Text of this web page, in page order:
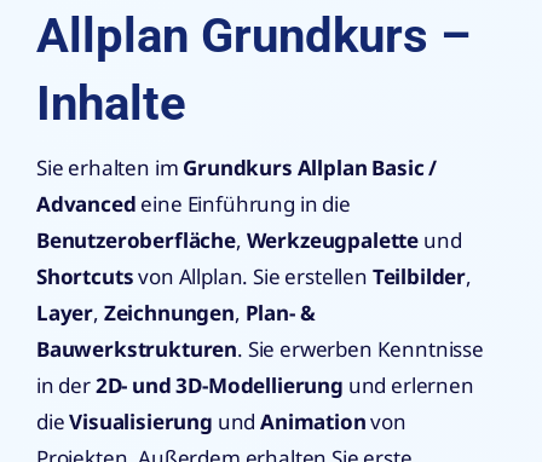
Allplan Grundkurs –
Inhalte
Sie erhalten im Grundkurs Allplan Basic /
Advanced eine Einführung in die
Benutzeroberfläche, Werkzeugpalette und
Shortcutsvon Allplan. Sie erstellen Teilbilder,
Layer, Zeichnungen, Plan- &
Bauwerkstrukturen. Sie erwerben Kenntnisse
in der2D- und 3D-Modellierung und erlernen
dieVisualisierung undAnimationvon